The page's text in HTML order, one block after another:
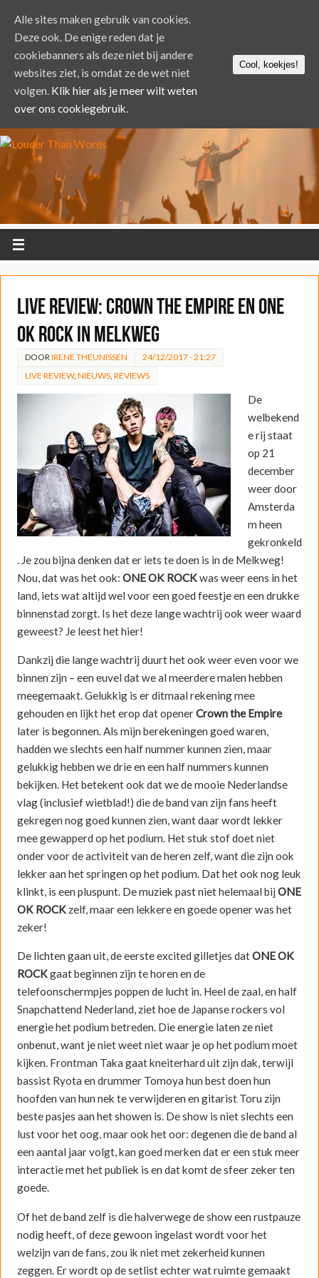
LIVE REVIEW: Crown the Empire en ONE
OK ROCK in Melkweg
DOOR IRENE THEUNISSEN
24/12/2017 - 21:27
LIVE REVIEW, NIEUWS, REVIEWS
De
welbekend
e rij staat
op 21
december
weer door
Amsterda
m heen
gekronkeld
. Je zou bijna denken dat er iets te doen is in de Melkweg!
Nou, dat was het ook: ONE OK ROCKwas weer eens in het
land, iets wat altijd wel voor een goed feestje en een drukke
binnenstad zorgt. Is het deze lange wachtrij ook weer waard
geweest? Je leest het hier!
Dankzij die lange wachtrij duurt het ook weer even voor we
binnen zijn – een euvel dat we al meerdere malen hebben
meegemaakt. Gelukkig is er ditmaal rekening mee
gehouden en lijkt het erop dat openerCrown the Empire
later is begonnen. Als mijn berekeningen goed waren,
hadden we slechts een half nummer kunnen zien, maar
gelukkig hebben we drie en een half nummers kunnen
bekijken. Het betekent ook dat we de mooie Nederlandse
vlag (inclusief wietblad!) die de band van zijn fans heeft
gekregen nog goed kunnen zien, want daar wordt lekker
mee gewapperd op het podium. Het stuk stof doet niet
onder voor de activiteit van de heren zelf, want die zijn ook
lekker aan het springen op het podium. Dat het ook nog leuk
klinkt, is een pluspunt. De muziek past niet helemaal bij ONE
OK ROCKzelf, maar een lekkere en goede opener was het
zeker!
De lichten gaan uit, de eerste excited gilletjes datONE OK
ROCKgaat beginnen zijn te horen en de
telefoonschermpjes poppen de lucht in. Heel de zaal, en half
Snapchattend Nederland, ziet hoe de Japanse rockers vol
energie het podium betreden. Die energie laten ze niet
onbenut, want je niet weet niet waar je op het podium moet
kijken. Frontman Taka gaat kneiterhard uit zijn dak, terwijl
bassist Ryota en drummer Tomoya hun best doen hun
hoofden van hun nek te verwijderen en gitarist Toru zijn
beste pasjes aan het showen is. De show is niet slechts een
lust voor het oog, maar ook het oor: degenen die de band al
een aantal jaar volgt, kan goed merken dat er een stuk meer
interactie met het publiek is en dat komt de sfeer zeker ten
goede.
Of het de band zelf is die halverwege de show een rustpauze
nodig heeft, of deze gewoon ingelast wordt voor het
welzijn van de fans, zou ik niet met zekerheid kunnen
zeggen. Er wordt op de setlist echter wat ruimte gemaakt
Alle sites maken gebruik van cookies.
Deze ook. De enige reden dat je
cookiebanners als deze niet bij andere
websites ziet, is omdat ze de wet niet
volgen. Klik hier als je meer wilt weten
over ons cookiegebruik.
Cool, koekjes!